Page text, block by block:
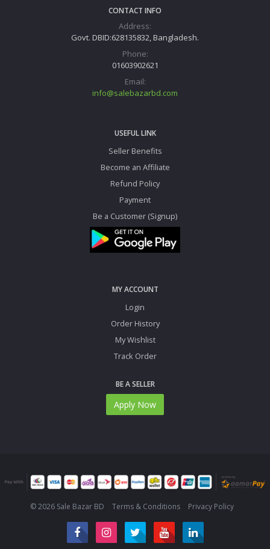
CONTACT INFO
Address:
Govt. DBID:628135832, Bangladesh.
Phone:
01603902621
Email:
info@salebazarbd.com
USEFUL LINK
Seller Benefits
Become an Affiliate
Refund Policy
Payment
Be a Customer (Signup)
MY ACCOUNT
Login
Order History
My Wishlist
Track Order
BE A SELLER
Apply Now
© 2026 Sale Bazar BD Terms & Conditions Privacy Policy